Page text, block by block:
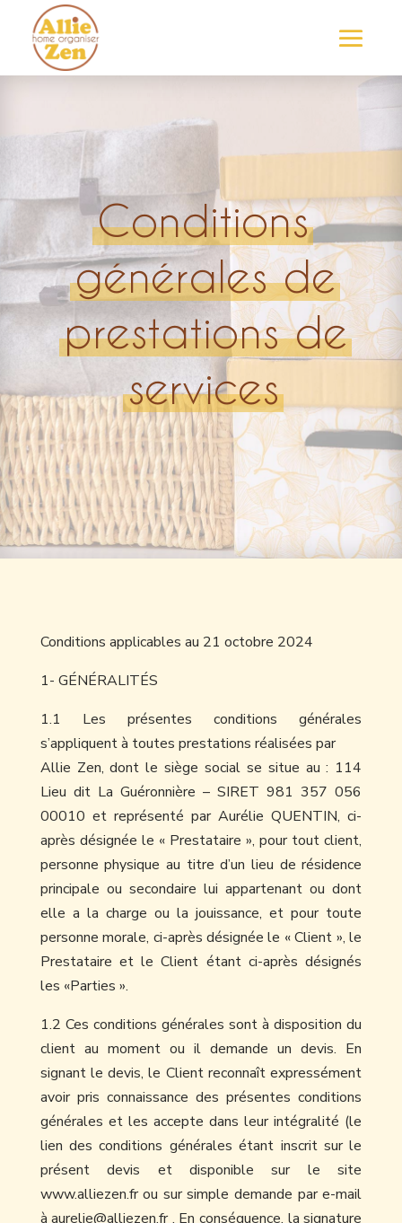
Conditions
générales de
prestations de
services
Conditions applicables au 21 octobre 2024
1- GÉNÉRALITÉS
1.1 Les présentes conditions générales
s’appliquent à toutes prestations réalisées par
Allie Zen, dont le siège social se situe au : 114
Lieu dit La Guéronnière – SIRET 981 357 056
00010 et représenté par Aurélie QUENTIN, ci-
après désignée le « Prestataire », pour tout client,
personne physique au titre d’un lieu de résidence
principale ou secondaire lui appartenant ou dont
elle a la charge ou la jouissance, et pour toute
personne morale, ci-après désignée le « Client », le
Prestataire et le Client étant ci-après désignés
les «Parties ».
1.2 Ces conditions générales sont à disposition du
client au moment ou il demande un devis. En
signant le devis, le Client reconnaît expressément
avoir pris connaissance des présentes conditions
générales et les accepte dans leur intégralité (le
lien des conditions générales étant inscrit sur le
présent devis et disponible sur le site
www.alliezen.fr ou sur simple demande par e-mail
à aurelie@alliezen.fr . En conséquence, la signature